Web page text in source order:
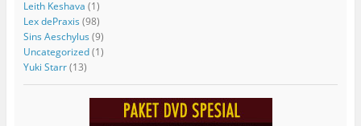
Leith Keshava (1)
Lex dePraxis (98)
Sins Aeschylus (9)
Uncategorized(1)
Yuki Starr(13)